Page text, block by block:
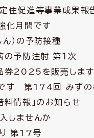
住促進等事業成果報
化月間です
ん）の予防接種
の予防注射 第１次
券2025を販売しま
す 第174回 みずの
料情報」のお知らせ
しませんか
第17号